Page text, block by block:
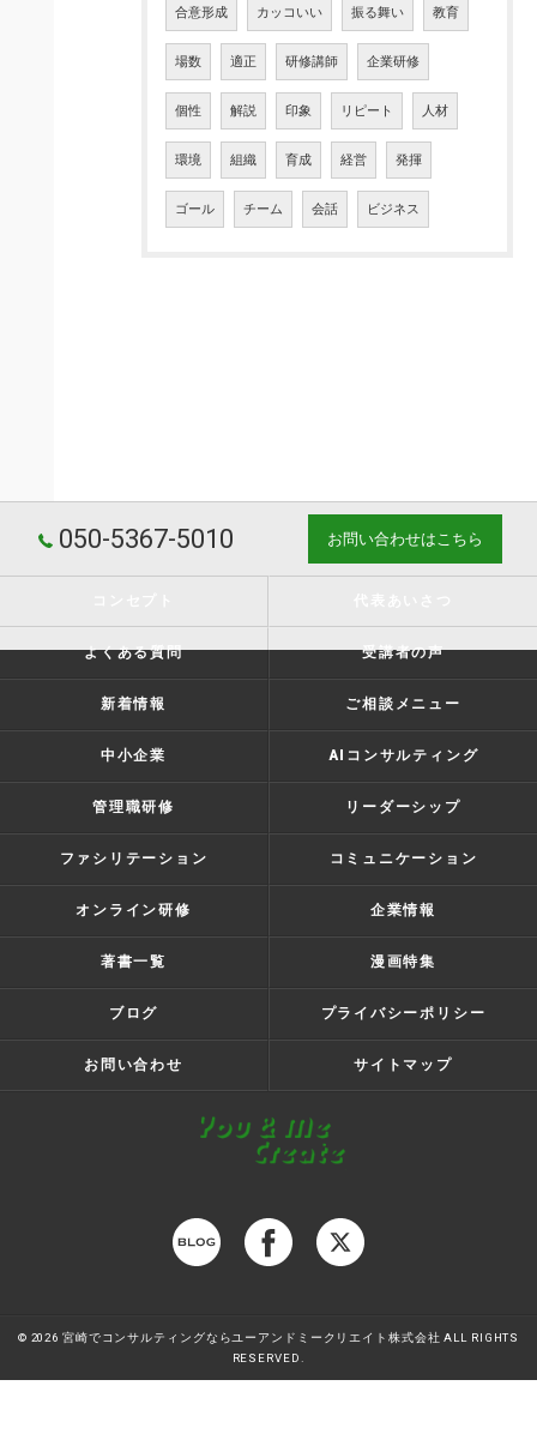
合意形成 カッコいい 振る舞い 教育
場数 適正 研修講師 企業研修
個性 解説 印象 リピート 人材
環境 組織 育成 経営 発揮
ゴール チーム 会話 ビジネス
050-5367-5010 お問い合わせはこちら
よくある質問 受講者の声
新着情報 ご相談メニュー
中小企業 AIコンサルティング
管理職研修 リーダーシップ
ファシリテーション コミュニケーション
オンライン研修 企業情報
著書一覧 漫画特集
ブログ プライバシーポリシー
お問い合わせ サイトマップ
© 2026 宮崎でコンサルティングならユーアンドミークリエイト株式会社 ALL RIGHTS
RESERVED.